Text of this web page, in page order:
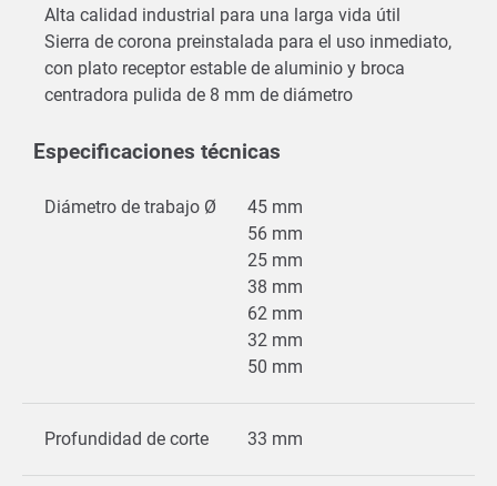
Alta calidad industrial para una larga vida útil
Sierra de corona preinstalada para el uso inmediato,
con plato receptor estable de aluminio y broca
centradora pulida de 8 mm de diámetro
Especificaciones técnicas
Diámetro de trabajo Ø
45 mm
56 mm
25 mm
38 mm
62 mm
32 mm
50 mm
Profundidad de corte 33 mm